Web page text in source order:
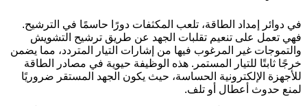
في دوائر إمداد الطاقة، تلعب المكثفات دورًا حاسمًا في الترشيح.
فهي تعمل على تنعيم تقلبات الجهد عن طريق ترشيح التشويش
والتموجات غير المرغوب فيها من إشارات التيار المتردد، مما يضمن
خرجًا ثابتًا للتيار المستمر. هذه الوظيفة حيوية في مصادر الطاقة
للأجهزة الإلكترونية الحساسة، حيث يكون الجهد المستقر ضروريًا
لمنع حدوث أعطال أو تلف.